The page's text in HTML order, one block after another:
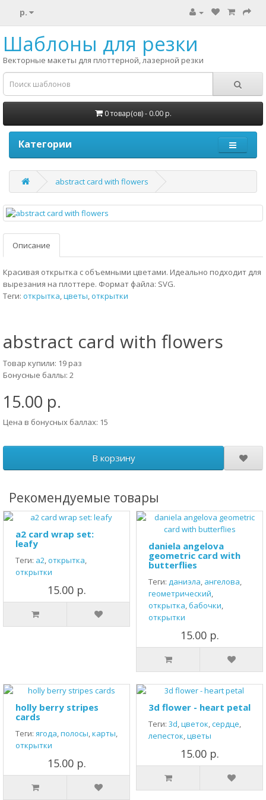
р.
Шаблоны для резки
Векторные макеты для плоттерной, лазерной резки
0 товар(ов) - 0.00 р.
Категории
abstract card with flowers
Описание
Красивая открытка с объемными цветами. Идеально подходит для
вырезания на плоттере. Формат файла: SVG.
Теги: открытка,цветы,открытки
abstract card with flowers
Товар купили: 19 раз
Бонусные баллы: 2
15.00 р.
Цена в бонусных баллах: 15
В корзину
Рекомендуемые товары
a2 card wrap set:
leafy
Теги: а2,открытка,
открытки
15.00 р.
daniela angelova
geometric card with
butterflies
Теги: даниэла, ангелова,
геометрический,
открытка,бабочки,
открытки
15.00 р.
holly berry stripes
cards
Теги: ягода,полосы,карты,
открытки
15.00 р.
3d flower - heart petal
Теги: 3d,цветок,сердце,
лепесток,цветы
15.00 р.